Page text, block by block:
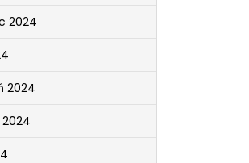
2024
2024